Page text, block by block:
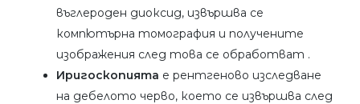
въглероден диоксид, извършва се
компютърна томография и получените
изображения след това се обработват .
Иригоскопията е рентгеново изследване
на дебелото черво, което се извършва след